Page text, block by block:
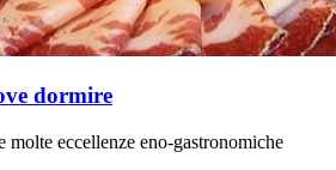
dormire
molte eccellenze eno-gastronomiche